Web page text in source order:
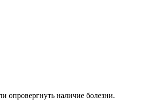
опровергнуть наличие болезни.